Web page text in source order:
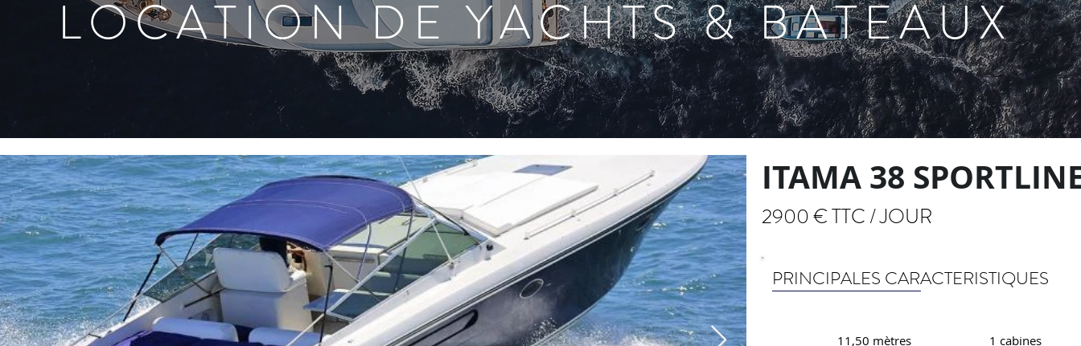
LOCATION DE YACHTS & BATEAUX
ITAMA 38
2900 € TTC / JOUR
PRINCIPALES CARACTERISTIQUES
11,50 mètres 1 cabines